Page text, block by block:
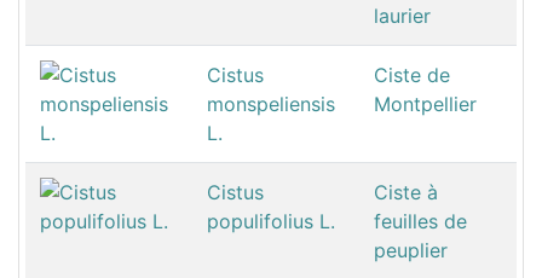
laurier
Cistus
monspeliensis
L.
Ciste de
Montpellier
Cistus
populifolius L.
Ciste à
feuilles de
peuplier